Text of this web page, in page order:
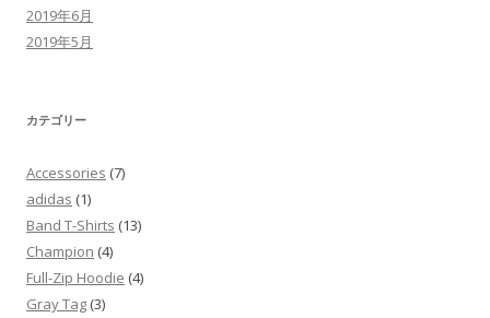
2019年6月
2019年5月
カテゴリー
Accessories (7)
adidas (1)
Band T-Shirts (13)
Champion (4)
Full-Zip Hoodie (4)
Gray Tag (3)